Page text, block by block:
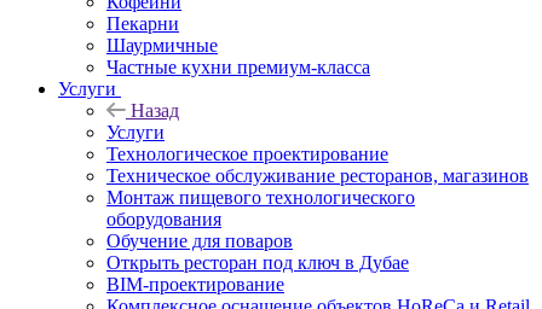
Пекарни
Шаурмичные
Частные кухни премиум-класса
Услуги
Назад
Услуги
Технологическое проектирование
Техническое обслуживание ресторанов, магазинов
Монтаж пищевого технологического
оборудования
Обучение для поваров
Открыть ресторан под ключ в Дубае
BIM-проектирование